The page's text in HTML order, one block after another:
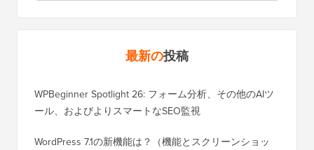
最新の投稿
WPBeginner Spotlight 26: フォーム分析、その他のAIツ
ール、およびよりスマートなSEO監視
WordPress 7.1の新機能は？（機能とスクリーンショッ